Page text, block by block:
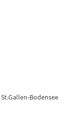
Bodensee